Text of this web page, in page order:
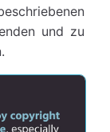
und zu